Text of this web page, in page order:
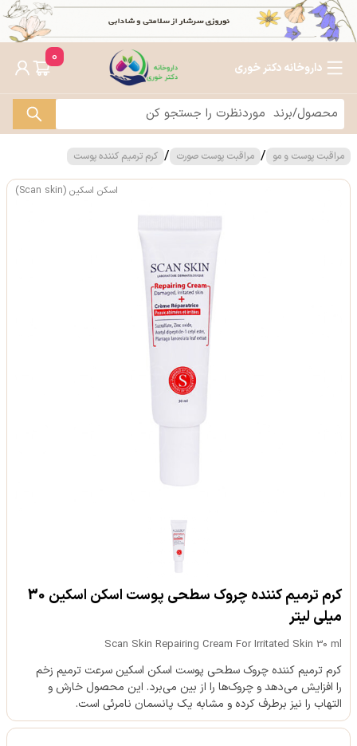
داروخانه دکتر خوری
0
مراقبت پوست و مو / مراقبت پوست صورت / کرم ترمیم کننده پوست
اسکن اسکین (Scan skin)
کرم ترمیم کننده چروک سطحی پوست اسکن اسکین 30
میلی لیتر
Scan Skin Repairing Cream For Irritated Skin 30 ml
کرم ترمیم کننده چروک سطحی پوست اسکن اسکین سرعت ترمیم زخم
را افزایش می‌دهد و چروک‌ها را از بین می‌برد. این محصول خارش و
التهاب را نیز برطرف کرده و مشابه یک پانسمان نامرئی است.